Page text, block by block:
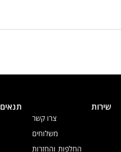
שירות
צרו קשר
משלוחים
החלפות והחזרות
תנאים